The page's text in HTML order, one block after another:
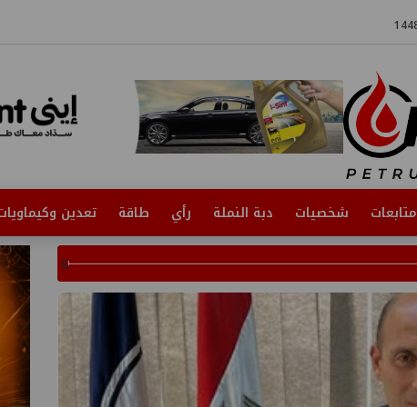
متابعات شخصيات دبة النملة رأي طاقة تعدين
s